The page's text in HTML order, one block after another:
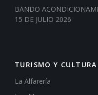
BANDO
15 DE JULIO 2026
TURISMO Y CULTURA
La Alfarería